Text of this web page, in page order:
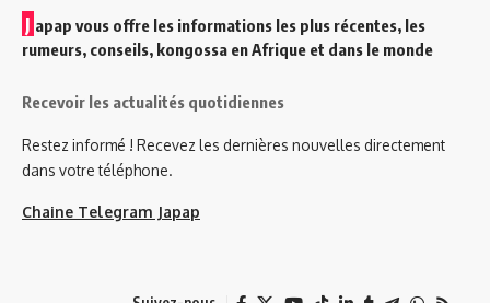
J apap vous offre les informations les plus récentes, les
rumeurs, conseils, kongossa en Afrique et dans le monde
Recevoir les actualités quotidiennes
Restez informé ! Recevez les dernières nouvelles directement
dans votre téléphone.
Chaine Telegram Japap